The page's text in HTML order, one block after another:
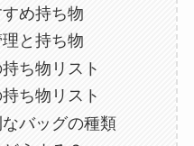
め持ち物
と持ち物
ち物リスト
ち物リスト
バッグの種類